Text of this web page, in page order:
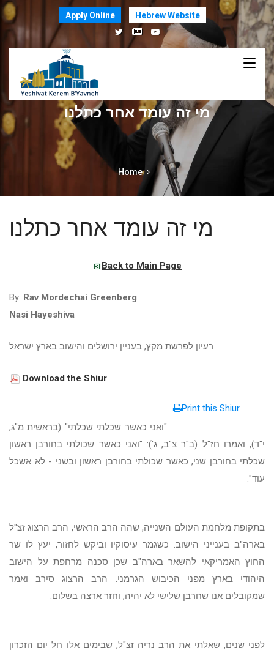
Apply Online Hebrew Website
מי זה עומד אחר כתלנו
Home
מי זה עומד אחר כתלנו
Back to Main Page
By: Rav Mordechai Greenberg
Nasi Hayeshiva
רעיון לפרשת מקץ, בעניין ירושלים והישוב בארץ ישראל
Download the Shiur
Print this Shiur
"ואני כאשר שכלתי שכלתי" (בראשית מ"ג,
י"ד), ואמרו חז"ל (ב"ר צ"ב, ג'): "ואני כאשר שכולתי בחורבן ראשון
שכלתי בחורבן שני, כאשר שכולתי בחורבן ראשון ובשני - לא אשכל
עוד".
בתקופת מלחמת העולם השנייה, שהה הרב הראשי, הרב הרצוג זצ"ל
בארה"ב בענייני הישוב. כשגמר עיסוקיו וביקש לחזור, יעץ לו שר
החוץ האמריקאי להשאר בארה"ב שכן סכנה מרחפת על הישוב
היהודי בארץ מפני הכיבוש הגרמני. הרב הרצוג סירב ואמר
שמקובלים אנו שחרבן שלישי לא יהיה, וחזר ארצה בשלום.
לפני שנים, שאלתי את הרב נריה זצ"ל, שבימים אלו חל יום הזכרון